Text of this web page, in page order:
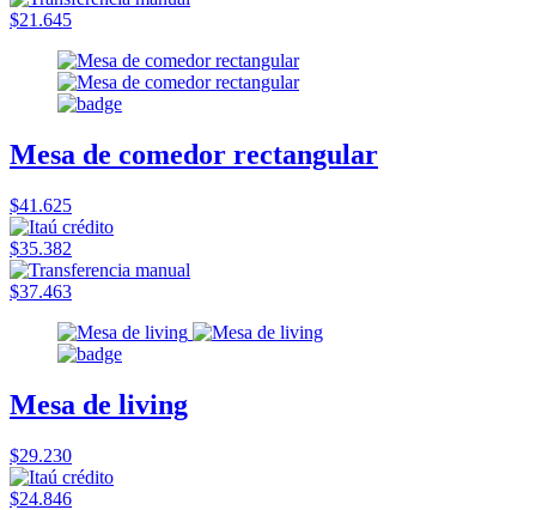
$21.645
Mesa de comedor rectangular
$41.625
$35.382
$37.463
Mesa de living
$29.230
$24.846